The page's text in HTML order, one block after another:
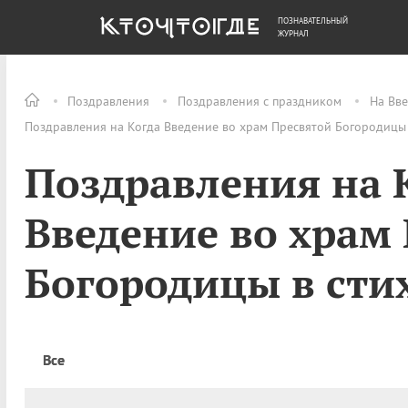
Поздравления Поздравления с праздником
На
Поздравления на Когда Введение во храм Пресвятой
Поздравления на
Введение во храм
Богородицы в
Все
ОБЩЕСТВО ДЕНЬГИ
ПОЗНАВАТЕЛЬНЫЙ
ЖУРНАЛ